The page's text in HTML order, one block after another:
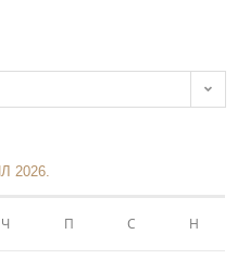
2026.
Ч П С Н